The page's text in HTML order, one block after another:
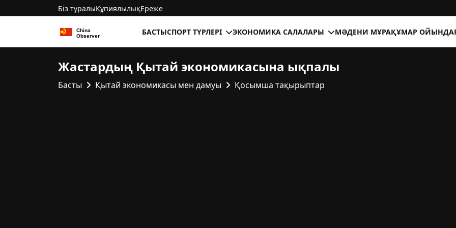
Біз туралыҚұпиялылықЕреже
БАСТЫСПОРТ ТҮРЛЕРІ ЭКОНОМИКА САЛАЛАРЫ МӘДЕНИ МҰРАҚҰМАР
Жастардың Қытай экономикасына ықпалы
Басты Қытай экономикасы мен дамуы Қосымша тақырыптар